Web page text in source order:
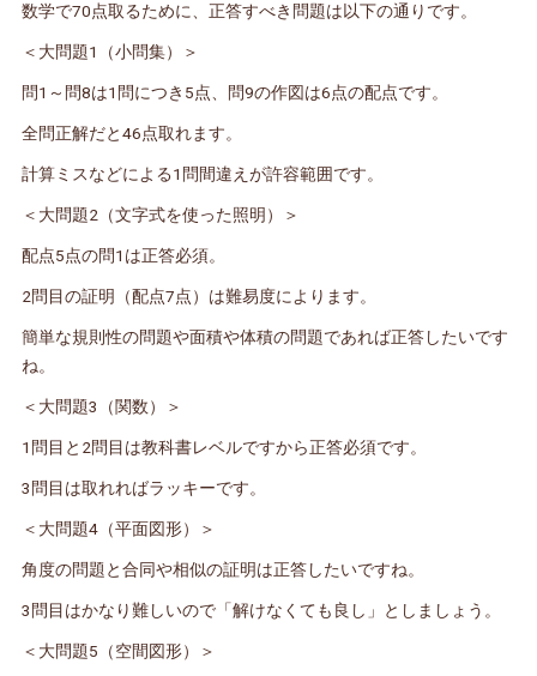
数学で70点取るために、正答すべき問題は以下の通りです。
＜大問題1（小問集）＞
問1～問8は1問につき5点、問9の作図は6点の配点です。
全問正解だと46点取れます。
計算ミスなどによる1問間違えが許容範囲です。
＜大問題2（文字式を使った照明）＞
配点5点の問1は正答必須。
2問目の証明（配点7点）は難易度によります。
簡単な規則性の問題や面積や体積の問題であれば正答したいです
ね。
＜大問題3（関数）＞
1問目と2問目は教科書レベルですから正答必須です。
3問目は取れればラッキーです。
＜大問題4（平面図形）＞
角度の問題と合同や相似の証明は正答したいですね。
3問目はかなり難しいので「解けなくても良し」としましょう。
＜大問題5（空間図形）＞